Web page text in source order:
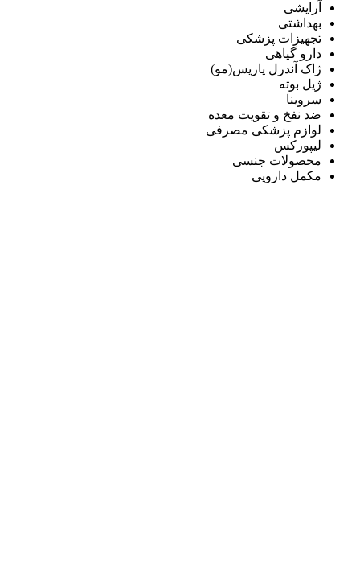
آرایشی
بهداشتی
تجهیزات پزشکی
دارو گیاهی
ژاک آندرل پاریس(مو)
ژیل بوته
سروینا
ضد نفخ و تقویت معده
لوازم پزشکی مصرفی
لیپورکس
محصولات جنسی
مکمل دارویی